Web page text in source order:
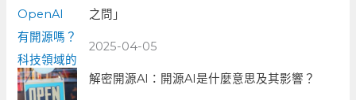
之問」
2025-04-05
解密開源AI：開源AI是什麼意思及其影響？